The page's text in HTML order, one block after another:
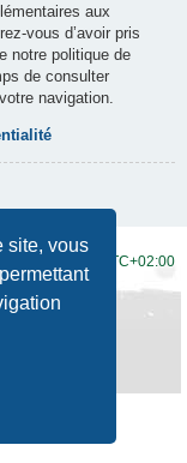
site, vous
aux
vous d’avoir pris
notre politique de
de consulter
navigation.
UTC+02:00
Limited